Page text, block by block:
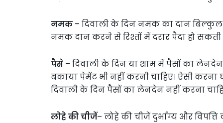
नमक – दिवाली के दिन नमक का दान बिल्कुल
नमक दान करने से रिश्तों में दरार पैदा हो सकती
पैसे – दिवाली के दिन या शाम में पैसों का
बकाया पेमेंट भी नहीं करनी चाहिए। ऐसी करना
दिवाली के दिन पैसों का लेनदेन नहीं करना
लोहे की चीजें– लोहे की चीजें दुर्भाग्य और